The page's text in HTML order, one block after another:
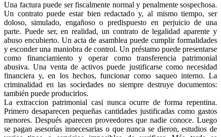
Telegram
Una factura puede ser fiscalmente normal y penalmente sospechosa.
Un contrato puede estar bien redactado y, al mismo tiempo, ser
doloso, simulado, engañoso o predispuesto en perjuicio de una
parte. Puede ser, en realidad, un contrato de legalidad aparente y
abuso encubierto. Un acta de asamblea puede cumplir formalidades
y esconder una maniobra de control. Un préstamo puede presentarse
como financiamiento y operar como transferencia patrimonial
abusiva. Una venta de activos puede justificarse como necesidad
financiera y, en los hechos, funcionar como saqueo interno. La
criminalidad en las sociedades no siempre destruye documentos:
también puede producirlos.
La extraccion patrimonial casi nunca ocurre de forma repentina.
Primero desaparecen pequeñas cantidades justificadas como gastos
menores. Después aparecen proveedores que nadie conoce. Luego
se pagan asesorías innecesarias o que nunca se dieron, estudios de